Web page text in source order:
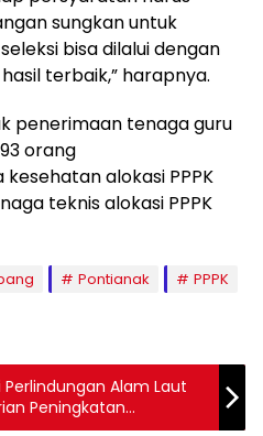
sungkan untuk
bisa dilalui dengan
terbaik,” harapnya.
penerimaan tenaga guru
orang
alokasi PPPK
teknis alokasi PPPK
Pontianak PPPK
Alam Laut
Peningkatan